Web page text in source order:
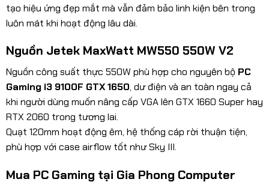
tạo hiệu ứng đẹp mắt mà vẫn đảm bảo linh kiện bên trong
luôn mát khi hoạt động lâu dài.
Nguồn Jetek MaxWatt MW550 550W V2
Nguồn công suất thực 550W phù hợp cho nguyên bộ PC
Gaming i3 9100F GTX 1650, dư điện và an toàn ngay cả
khi người dùng muốn nâng cấp VGA lên GTX 1660 Super hay
RTX 2060 trong tương lai.
Quạt 120mm hoạt động êm, hệ thống cáp rời thuận tiện,
phù hợp với case airflow tốt như Sky III.
Mua PC Gaming tại Gia Phong Computer